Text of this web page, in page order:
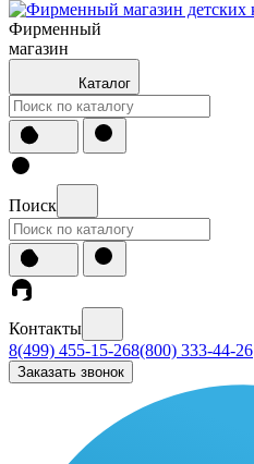
Фирменный
магазин
Каталог
Поиск
Контакты
8(499) 455-15-268(800) 333-44-26
Заказать звонок